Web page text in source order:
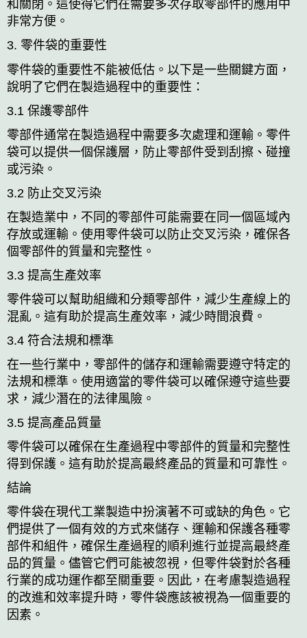
和關閉。這使得它們在需要多次存取零部件的應用中
非常方便。
3. 零件袋的重要性
零件袋的重要性不能被低估。以下是一些關鍵方面，
說明了它們在製造過程中的重要性：
3.1 保護零部件
零部件通常在製造過程中需要多次處理和運輸。零件
袋可以提供一個保護層，防止零部件受到刮擦、碰撞
或污染。
3.2 防止交叉污染
在製造業中，不同的零部件可能需要在同一個區域內
存放或運輸。使用零件袋可以防止交叉污染，確保各
個零部件的質量和完整性。
3.3 提高生產效率
零件袋可以幫助組織和分類零部件，減少生產線上的
混亂。這有助於提高生產效率，減少時間浪費。
3.4 符合法規和標準
在一些行業中，零部件的儲存和運輸需要遵守特定的
法規和標準。使用適當的零件袋可以確保遵守這些要
求，減少潛在的法律風險。
3.5 提高產品質量
零件袋可以確保在生產過程中零部件的質量和完整性
得到保護。這有助於提高最終產品的質量和可靠性。
結論
零件袋在現代工業製造中扮演著不可或缺的角色。它
們提供了一個有效的方式來儲存、運輸和保護各種零
部件和組件，確保生產過程的順利進行並提高最終產
品的質量。儘管它們可能被忽視，但零件袋對於各種
行業的成功運作都至關重要。因此，在考慮製造過程
的改進和效率提升時，零件袋應該被視為一個重要的
因素。